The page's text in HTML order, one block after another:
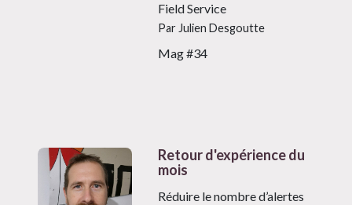
Field Service
Par Julien Desgoutte
Mag #34
Retour d'expérience du
mois
Réduire le nombre d’alertes